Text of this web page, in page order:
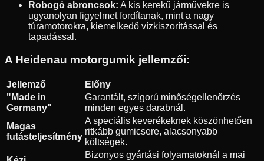
Robogó abroncsok: A kis kerekű járművekre is
ugyanolyan figyelmet fordítanak, mint a nagy
túramotorokra, kiemelkedő vízkiszorítással és
tapadással.
A Heidenau motorgumik jellemzői:
Jellemző
Előny
"Made in
Germany"
Garantált, szigorú minőségellenőrzés
minden egyes darabnál.
Magas
futásteljesítmény
A speciális keverékeknek köszönhetően
ritkább gumicsere, alacsonyabb
költségek.
Bizonyos gyártási folyamatoknál a mai